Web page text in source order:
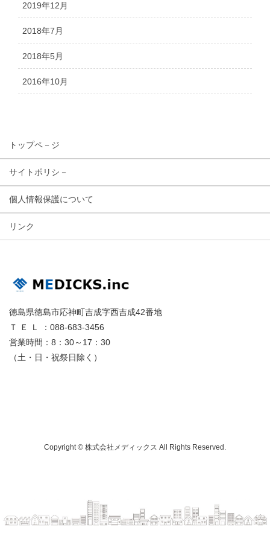
2019年12月
2018年7月
2018年5月
2016年10月
トップペ－ジ
サイトポリシ－
個人情報保護について
リンク
徳島県徳島市応神町吉成字西吉成42番地
Ｔ Ｅ Ｌ ：088-683-3456
営業時間：8：30～17：30
（土・日・祝祭日除く）
Copyright © 株式会社メディックス All Rights Reserved.